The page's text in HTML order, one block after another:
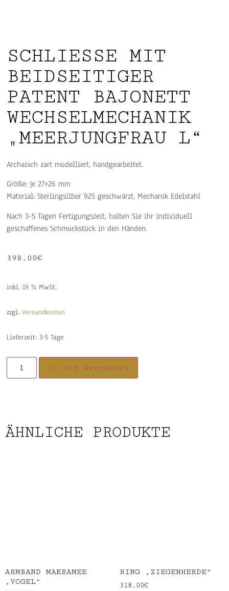
SCHLIESSE MIT
BEIDSEITIGER
PATENT BAJONETT
WECHSELMECHANIK
„MEERJUNGFRAU L“
Archaisch zart modelliert, handgearbeitet.
Größe: je 27×26 mm
Material: Sterlingsilber 925 geschwärzt, Mechanik Edelstahl
Nach 3-5 Tagen Fertigungszeit, halten Sie ihr individuell
geschaffenes Schmuckstück in den Händen.
398,00€
inkl. 19 % MwSt.
zzgl.Versandkosten
Lieferzeit:3-5 Tage
In den Warenkorb
ÄHNLICHE PRODUKTE
ARMBAND MAKRAMEE
„VOGEL“
RING „ZIEGENHERDE“
318,00€